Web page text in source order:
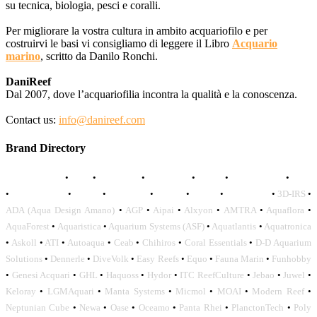
su tecnica, biologia, pesci e coralli.
Per migliorare la vostra cultura in ambito acquariofilo e per
costruirvi le basi vi consigliamo di leggere il Libro Acquario
marino, scritto da Danilo Ronchi.
DaniReef
Dal 2007, dove l’acquariofilia incontra la qualità e la conoscenza.
Contact us: info@danireef.com
Brand Directory
• • • • • •
•
• • • • • • 3D-IRS •
ADA (Aqua Design Amano) • AGP• Aipai • Alxyon • AMTRA• Aquaflora •
AquaForest • Aquaristica • Aquarium Systems (ASF)• Aquatlantis • Aquatronica
• Askoll • ATI • Autoaqua • Ceab • Chihiros • Coral Essentials• D-D Aquarium
Solutions • Dennerle • DiveVolk • Easy Reefs• Equo • Fauna Marin • Funhobby
• Genesi Acquari • GHL • Haquoss• Hydor • ITC ReefCulture •Jebao •Juwel •
Keloray • LGMAquari • Manta Systems• Micmol • MOAI • Modern Reef•
Neptunian Cube • Newa • Oase • Oceamo • Panta Rhei • PlanctonTech • Poly